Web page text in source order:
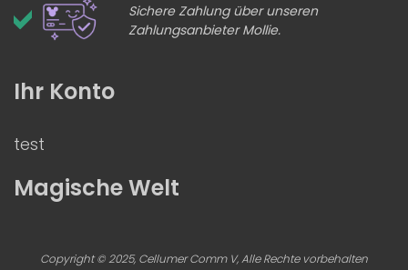
Sichere Zahlung über unseren
Zahlungsanbieter Mollie.
Magische Welt
Ihr Konto
test
Copyright © 2025, Cellumer Comm V, Alle Rechte vorbehalten